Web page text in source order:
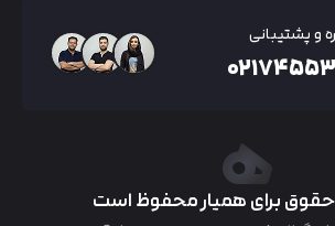
و پشتیبانی
برای همیار محفوظ است